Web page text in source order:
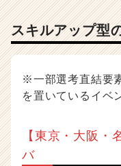
スキルアップ型
※一部選考直結要
を置いているイベ
【東京・大阪・
バ